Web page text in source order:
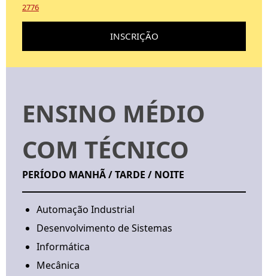
2776
INSCRIÇÃO
ENSINO MÉDIO
COM TÉCNICO
PERÍODO MANHÃ / TARDE / NOITE
Automação Industrial
Desenvolvimento de Sistemas
Informática
Mecânica